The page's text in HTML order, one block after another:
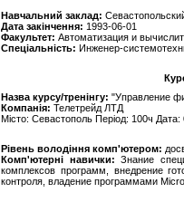
Навчальний заклад:
Дата закінчення: 1993-06-01
Факультет: Автоматизация и
Спеціальність: Инженер-
Назва курсу/тренінгу: "Управление
Компанія: Телетрейд ЛТД
Місто: Севастополь Період: 100ч Дата:
Рівень володіння комп'ютером:
Комп'ютерні навички: Знание
комплексов программ, внедрение
контроля, владение программами